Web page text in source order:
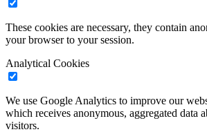
These cookies are necessary, they contain
your browser to your session.
Analytical Cookies
We use Google Analytics to improve our
which receives anonymous, aggregated data
visitors.